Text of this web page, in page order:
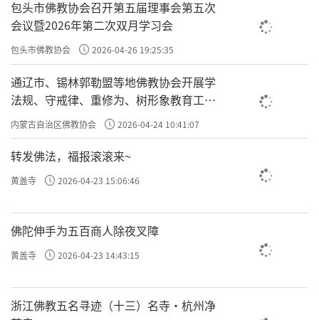
包头市佛教协会召开第五届理事会第五次
会议暨2026年第二次双月学习会
包头市佛教协会 2026-04-26 19:25:35
通辽市、锡林郭勒盟等地佛教协会开展学
法规、守戒律、重修为、树形象教育工作
专题学习会
内蒙古自治区佛教协会 2026-04-24 10:41:07
转发佛法，福报滚滚来~
黄盖寺 2026-04-23 15:06:46
佛陀伸手为五百商人除夜叉障
黄盖寺 2026-04-23 14:43:15
浙江佛教五名寻迹（十三）名寺·杭州净